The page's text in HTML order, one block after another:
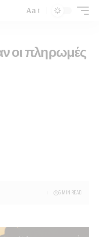
Aa
οι πληρωμές
6 MIN READ